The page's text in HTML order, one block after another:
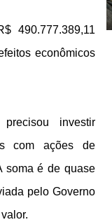
490.777.389,11
econômicos
investir
com ações de
soma é de quase
pelo Governo